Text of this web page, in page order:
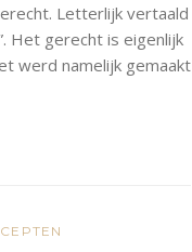
Letterlijk vertaald
Het gerecht is eigenlijk
werd namelijk gemaakt